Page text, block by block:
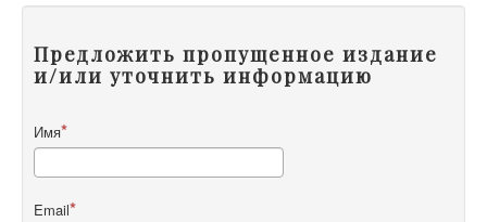
Предложить пропущенное издание
и/или уточнить информацию
Имя
Email